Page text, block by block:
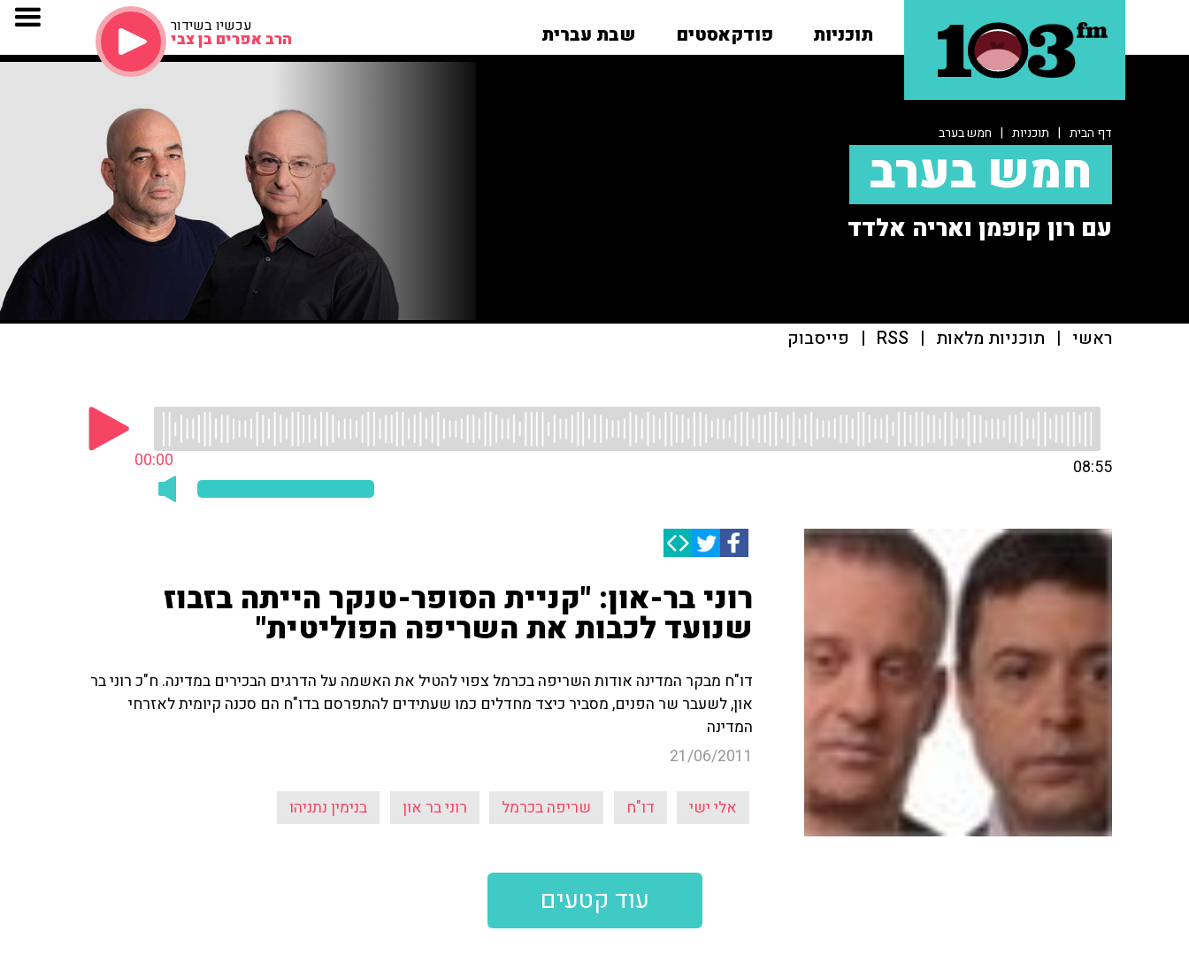
תוכניות פודקאסטים שבת עברית עכשיו בשידור
הרב אפרים בן צבי
דף הבית | תוכניות | חמש בערב
חמש בערב
עם רון קופמן ואריה אלדד
ראשי | תוכניות מלאות |
RSS
| פייסבוק
00:00 08:55
רוני בר-און: "קניית הסופר-טנקר הייתה בזבוז
שנועד לכבות את השריפה הפוליטית"
דו"ח מבקר המדינה אודות השריפה בכרמל צפוי להטיל את האשמה על הדרגים הבכירים במדינה. ח"כ רוני בר
און, לשעבר שר הפנים, מסביר כיצד מחדלים כמו שעתידים להתפרסם בדו"ח הם סכנה קיומית לאזרחי
המדינה
21/06/2011
אלי ישי דו"ח שריפה בכרמל רוני בר און בנימין נתניהו
עוד קטעים